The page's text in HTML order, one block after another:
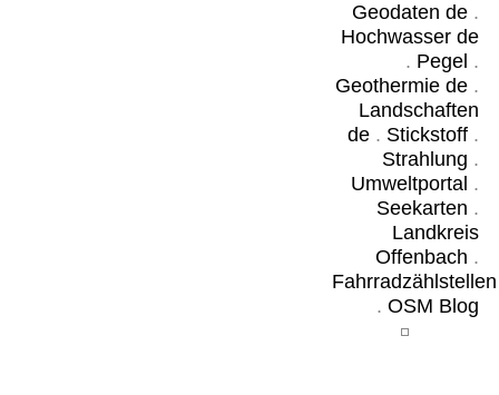
Geodaten de.
Hochwasser de
. Pegel .
Geothermie de.
Landschaften
de. Stickstoff.
Strahlung .
Umweltportal .
Seekarten .
Landkreis
Offenbach .
Fahrradzählstellen
. OSM Blog